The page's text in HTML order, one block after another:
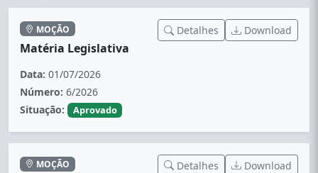
MOÇÃO
Matéria Legislativa
Detalhes Download
Data: 01/07/2026
Número: 6/2026
Situação:
Aprovado
MOÇÃO Detalhes Download